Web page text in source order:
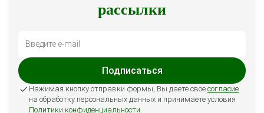
рассылки
Подписаться
Нажимая кнопку отправки формы, Вы даете свое согласие
на обработку персональных данных и принимаете условия
Политики конфиденциальности.